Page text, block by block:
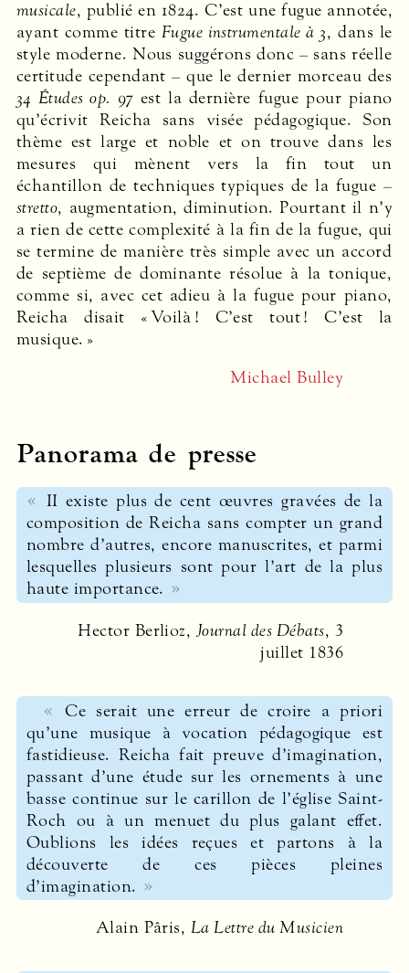
musicale, publié en 1824. C’est une fugue annotée,
ayant comme titre Fugue instrumentale à 3, dans le
style moderne. Nous suggérons donc – sans réelle
certitude cependant – que le dernier morceau des
34 Études op. 97est la dernière fugue pour piano
qu’écrivit Reicha sans visée pédagogique. Son
thème est large et noble et on trouve dans les
mesures qui mènent vers la fin tout un
échantillon de techniques typiques de la fugue –
stretto, augmentation, diminution. Pourtant il n’y
a rien de cette complexité à la fin de la fugue, qui
se termine de manière très simple avec un accord
de septième de dominante résolue à la tonique,
comme si, avec cet adieu à la fugue pour piano,
Reicha disait « Voilà ! C’est tout ! C’est la
musique. »
Michael Bulley
Panorama de presse
II existe plus de cent œuvres gravées de la
composition de Reicha sans compter un grand
nombre d’autres, encore manuscrites, et parmi
lesquelles plusieurs sont pour l’art de la plus
haute importance.
Hector Berlioz, Journal des Débats, 3
juillet 1836
Ce serait une erreur de croire a priori
qu’une musique à vocation pédagogique est
fastidieuse. Reicha fait preuve d’imagination,
passant d’une étude sur les ornements à une
basse continue sur le carillon de l’église Saint-
Roch ou à un menuet du plus galant effet.
Oublions les idées reçues et partons à la
découverte de ces pièces pleines
d’imagination.
Alain Pâris, La Lettre du Musicien